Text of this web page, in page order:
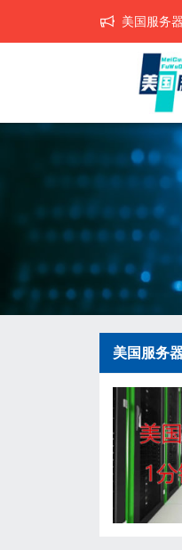
美国服务
美国服务